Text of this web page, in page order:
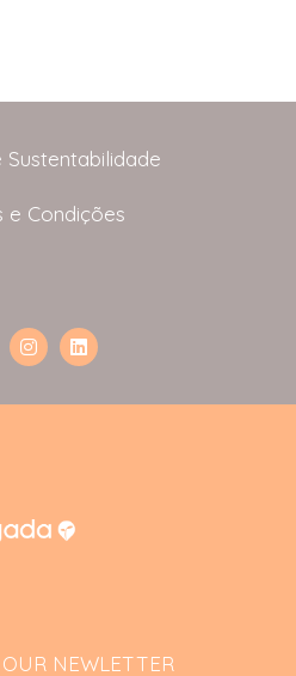
Sustentabilidade
e Condições
NEWLETTER